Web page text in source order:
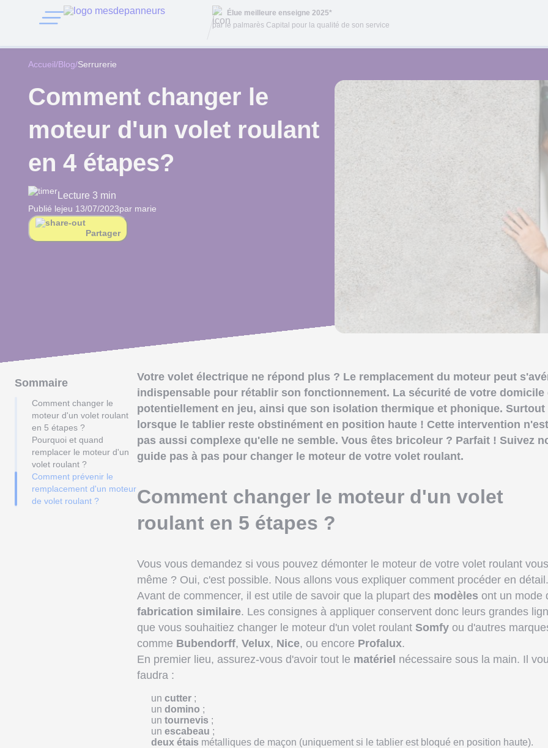
Élue meilleure enseigne 2025*
par le palmarès Capital pour la qualité de son service
Accueil/Blog/Serrurerie
Comment changer le
moteur d'un volet roulant
en 4 étapes?
Lecture 3 min
Publié lejeu 13/07/2023par marie
Partager
Sommaire
Comment changer le
moteur d'un volet roulant
en 5 étapes ?
Pourquoi et quand
remplacer le moteur d'un
volet roulant ?
Comment prévenir le
remplacement d'un moteur
de volet roulant ?
Votre volet électrique ne répond plus ? Le remplacement du moteur peut
indispensable pour rétablir son fonctionnement. La sécurité de votre domicile
potentiellement en jeu, ainsi que son isolation thermique et phonique. Surtout
lorsque le tablier reste obstinément en position haute ! Cette intervention n'est
pas aussi complexe qu'elle ne semble. Vous êtes bricoleur ? Parfait ! Suivez
guide pas à pas pour changer le moteur de votre volet roulant.
Comment changer le moteur d'un volet
roulant en 5 étapes ?
Vous vous demandez si vous pouvez démonter le moteur de votre volet roulant
même ? Oui, c'est possible. Nous allons vous expliquer comment procéder en détail.
Avant de commencer, il est utile de savoir que la plupart des modèles ont un mode
fabrication similaire. Les consignes à appliquer conservent donc leurs grandes
que vous souhaitiez changer le moteur d'un volet roulant Somfy ou d'autres
comme Bubendorff, Velux, Nice, ou encore Profalux.
En premier lieu, assurez-vous d'avoir tout le matériel nécessaire sous la main. Il
faudra :
un cutter ;
un domino ;
un tournevis ;
un escabeau ;
deux étais métalliques de maçon (uniquement si le tablier est bloqué en position haute).